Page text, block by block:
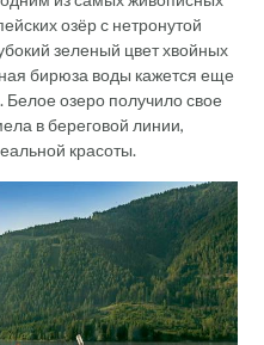
озёр с нетронутой
зеленый цвет хвойных
бирюза воды кажется еще
озеро получило свое
в береговой линии,
красоты.